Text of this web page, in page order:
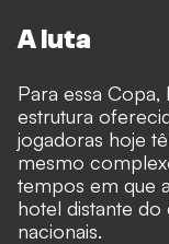
A luta
Para essa
estrutura
jogadoras hoje
mesmo
tempos em que
hotel distante
nacionais.